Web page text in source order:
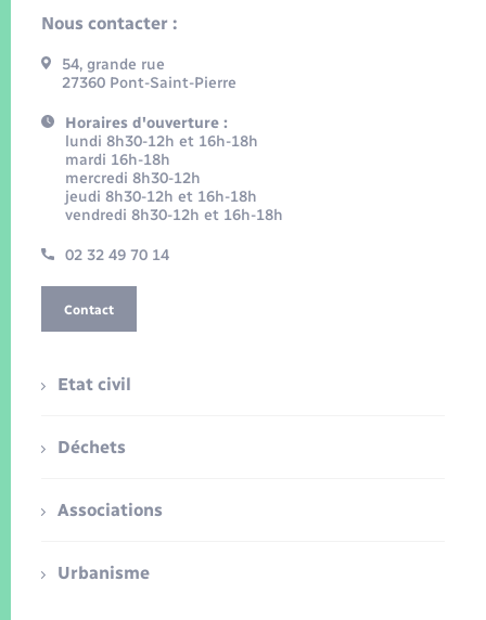
Nous contacter :
54, grande rue
27360 Pont-Saint-Pierre
Horaires d'ouverture :
lundi 8h30-12h et 16h-18h
mardi 16h-18h
mercredi 8h30-12h
jeudi 8h30-12h et 16h-18h
vendredi 8h30-12h et 16h-18h
02 32 49 70 14
Contact
Etat civil
Déchets
Associations
Urbanisme